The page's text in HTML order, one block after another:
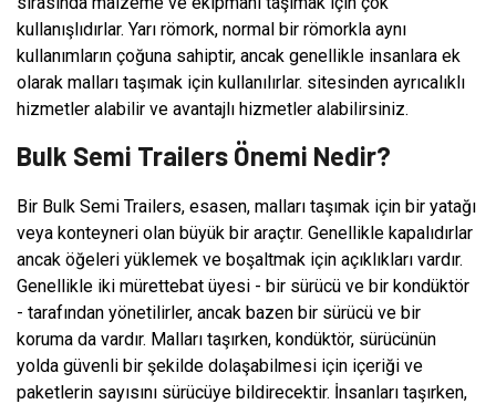
kullanışlıdırlar. Yarı römork, normal bir römorkla aynı
kullanımların çoğuna sahiptir, ancak genellikle insanlara ek
olarak malları taşımak için kullanılırlar. sitesinden ayrıcalıklı
hizmetler alabilir ve avantajlı hizmetler alabilirsiniz.
Bulk Semi Trailers Önemi Nedir?
Bir Bulk Semi Trailers, esasen, malları taşımak için bir yatağı
veya konteyneri olan büyük bir araçtır. Genellikle kapalıdırlar
ancak öğeleri yüklemek ve boşaltmak için açıklıkları vardır.
Genellikle iki mürettebat üyesi - bir sürücü ve bir kondüktör
- tarafından yönetilirler, ancak bazen bir sürücü ve bir
koruma da vardır. Malları taşırken, kondüktör, sürücünün
yolda güvenli bir şekilde dolaşabilmesi için içeriği ve
paketlerin sayısını sürücüye bildirecektir. İnsanları taşırken,